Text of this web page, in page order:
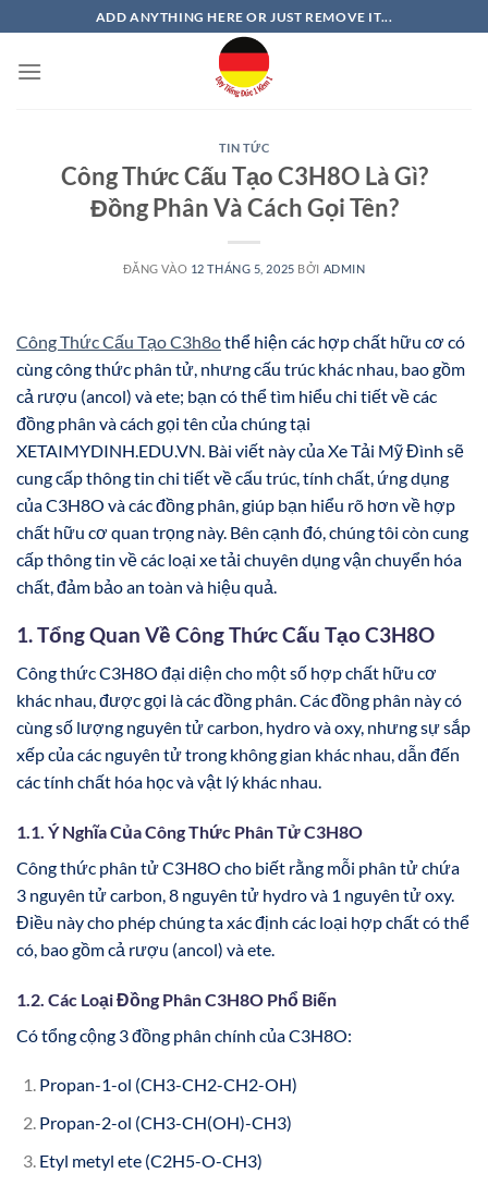
qua
nội
ADD ANYTHING HERE OR JUST REMOVE IT...
TIN TỨC
Công Thức Cấu Tạo C3H8O Là Gì?
Đồng Phân Và Cách Gọi Tên?
ĐĂNG VÀO 12 THÁNG 5, 2025 BỞI ADMIN
Công Thức Cấu Tạo C3h8othể hiện các hợp chất hữu cơ có
cùng công thức phân tử, nhưng cấu trúc khác nhau, bao gồm
cả rượu (ancol) và ete; bạn có thể tìm hiểu chi tiết về các
đồng phân và cách gọi tên của chúng tại
XETAIMYDINH.EDU.VN. Bài viết này của Xe Tải Mỹ Đình sẽ
cung cấp thông tin chi tiết về cấu trúc, tính chất, ứng dụng
của C3H8O và các đồng phân, giúp bạn hiểu rõ hơn về hợp
chất hữu cơ quan trọng này. Bên cạnh đó, chúng tôi còn cung
cấp thông tin về các loại xe tải chuyên dụng vận chuyển hóa
chất, đảm bảo an toàn và hiệu quả.
1. Tổng Quan Về Công Thức Cấu Tạo C3H8O
Công thức C3H8O đại diện cho một số hợp chất hữu cơ
khác nhau, được gọi là các đồng phân. Các đồng phân này có
cùng số lượng nguyên tử carbon, hydro và oxy, nhưng sự sắp
xếp của các nguyên tử trong không gian khác nhau, dẫn đến
các tính chất hóa học và vật lý khác nhau.
1.1. Ý Nghĩa Của Công Thức Phân Tử C3H8O
Công thức phân tử C3H8O cho biết rằng mỗi phân tử chứa
3 nguyên tử carbon, 8 nguyên tử hydro và 1 nguyên tử oxy.
Điều này cho phép chúng ta xác định các loại hợp chất có thể
có, bao gồm cả rượu (ancol) và ete.
1.2. Các Loại Đồng Phân C3H8O Phổ Biến
Có tổng cộng 3 đồng phân chính của C3H8O:
Propan-1-ol (CH3-CH2-CH2-OH)
Propan-2-ol (CH3-CH(OH)-CH3)
Etyl metyl ete (C2H5-O-CH3)